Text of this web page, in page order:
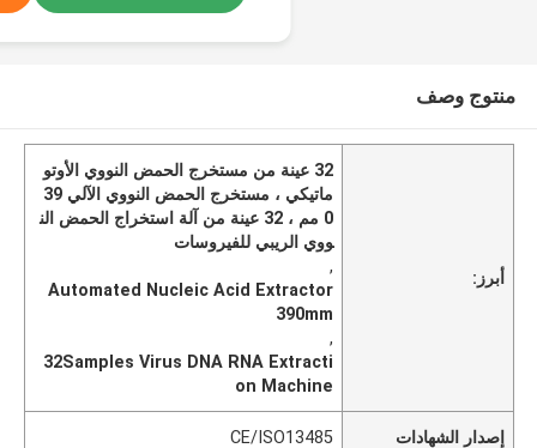
منتوج وصف
أبرز:
32 عينة من مستخرج الحمض النووي الأوتو
ماتيكي ، مستخرج الحمض النووي الآلي 39
0 مم ، 32 عينة من آلة استخراج الحمض الن
ووي الريبي للفيروسات
,
Automated Nucleic Acid Extractor
390mm
,
32Samples Virus DNA RNA Extracti
on Machine
إصدار الشهادات CE/ISO13485